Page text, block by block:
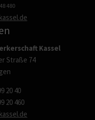
480
Kassel
Straße 74
20 40
20 460